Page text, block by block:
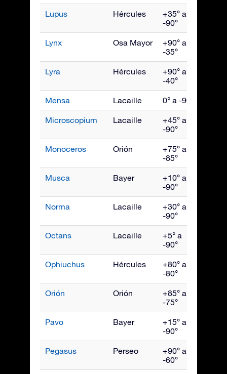
Lupus Hércules
+35° a
-90°
Lynx Osa Mayor
+90° a
-35°
Lyra Hércules
+90° a
-40°
Mensa Lacaille 0° a -90°
Microscopium Lacaille
+45° a
-90°
Monoceros Orión
+75° a
-85°
Musca Bayer
+10° a
-90°
Norma Lacaille
+30° a
-90°
Octans Lacaille
+5° a
-90°
Ophiuchus Hércules
+80° a
-80°
Orión Orión
+85° a
-75°
Pavo Bayer
+15° a
-90°
Pegasus Perseo
+90° a
-60°